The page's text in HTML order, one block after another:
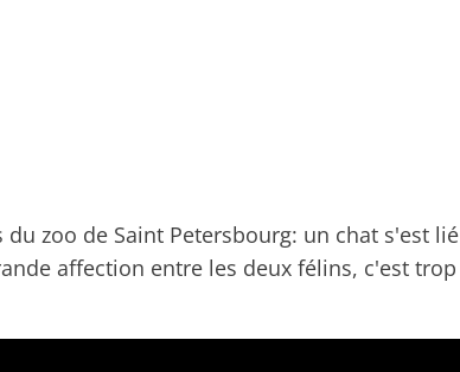
zoo de Saint Petersbourg: un chat s'est lié
affection entre les deux félins, c'est trop